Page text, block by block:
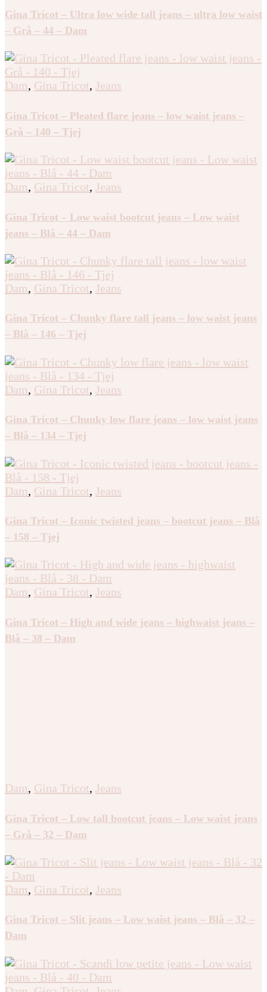
Gina Tricot – Ultra low wide tall jeans – ultra low waist
– Grå – 44 – Dam
Dam, Gina Tricot, Jeans
Gina Tricot – Pleated flare jeans – low waist jeans –
Grå – 140 – Tjej
Dam, Gina Tricot, Jeans
Gina Tricot – Low waist bootcut jeans – Low waist
jeans – Blå – 44 – Dam
Dam, Gina Tricot, Jeans
Gina Tricot – Chunky flare tall jeans – low waist jeans
– Blå – 146 – Tjej
Dam, Gina Tricot, Jeans
Gina Tricot – Chunky low flare jeans – low waist jeans
– Blå – 134 – Tjej
Dam, Gina Tricot, Jeans
Gina Tricot – Iconic twisted jeans – bootcut jeans – Blå
– 158 – Tjej
Dam, Gina Tricot, Jeans
Gina Tricot – High and wide jeans – highwaist jeans –
Blå – 38 – Dam
Dam, Gina Tricot, Jeans
Gina Tricot – Low tall bootcut jeans – Low waist jeans
– Grå – 32 – Dam
Dam, Gina Tricot, Jeans
Gina Tricot – Slit jeans – Low waist jeans – Blå – 32 –
Dam